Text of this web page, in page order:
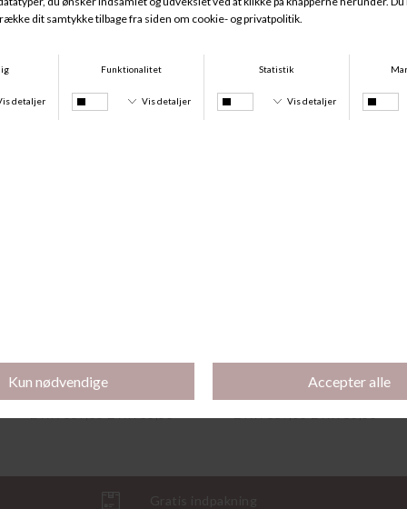
Irene Brazilian, Sort
Irene Brazilian, Hvid
Gratis indpakning